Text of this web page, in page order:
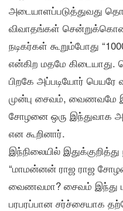
அடையாளப்படுத்துவது
விவாதங்கள்
நடிகர்கள் கூறும்போது
என்கிற மதமே
பிறகே அப்படியோர் பெயரே
முன்பு சைவம், வைணவமே
சோழனை ஒரு இந்துவாக
என கூறினார்.
இந்நிலையில் இதுக்குறித்து
“மாமன்னன் ராஜ ராஜ
வைணவமா? சைவம் இந்து
பரபரப்பான சர்ச்சையாக